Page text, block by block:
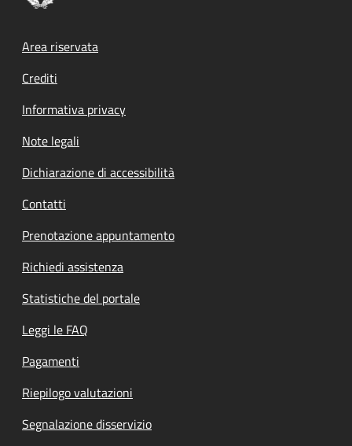
Footer menu
Area riservata
Crediti
Informativa privacy
Note legali
Dichiarazione di accessibilità
Contatti
Prenotazione appuntamento
Richiedi assistenza
Statistiche del portale
Leggi le FAQ
Pagamenti
Riepilogo valutazioni
Segnalazione disservizio